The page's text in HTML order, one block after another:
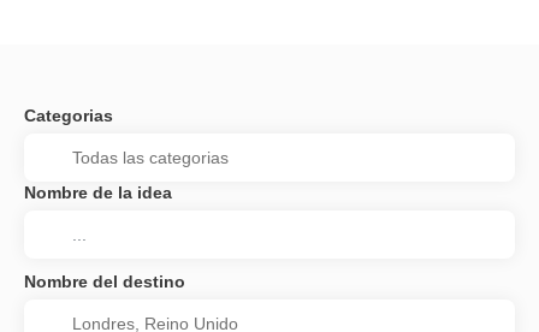
Categorias
Nombre de la idea
Nombre del destino